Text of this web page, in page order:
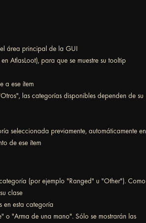
área principal de la GUI
AtlasLoot), para que se muestre su tooltip
a ese ítem
las categorías disponibles dependen de su
seleccionada previamente, automáticamente en
de ese ítem
(por ejemplo "Ranged" u "Other"). Como
clase
en esta categoría
"Arma de una mano". Sólo se mostrarán las